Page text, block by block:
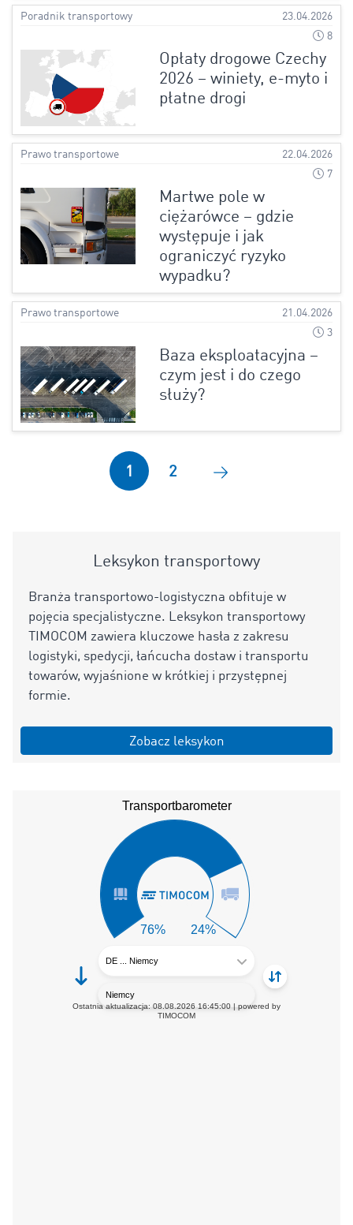
Poradnik transportowy
23.04.2026
8
Opłaty drogowe Czechy
2026 – winiety, e-myto i
płatne drogi
Prawo transportowe
22.04.2026
7
Martwe pole w
ciężarówce – gdzie
występuje i jak
ograniczyć ryzyko
wypadku?
Prawo transportowe
21.04.2026
3
Baza eksploatacyjna –
czym jest i do czego
służy?
1 2
Leksykon transportowy
Branża transportowo-logistyczna obfituje w
pojęcia specjalistyczne. Leksykon transportowy
TIMOCOM zawiera kluczowe hasła z zakresu
logistyki, spedycji, łańcucha dostaw i transportu
towarów, wyjaśnione w krótkiej i przystępnej
formie.
Zobacz leksykon